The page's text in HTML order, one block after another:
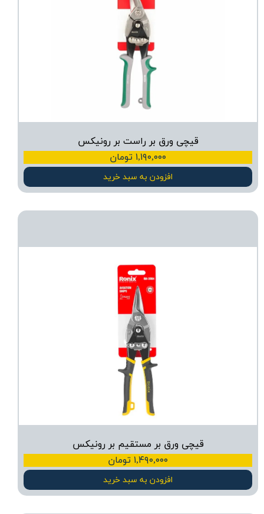
قیچی ورق بر راست بر رونیکس
۱,۱۹۰,۰۰۰ تومان
افزودن به سبد خرید
قیچی ورق بر مستقیم بر رونیکس
۱,۴۹۰,۰۰۰ تومان
افزودن به سبد خرید